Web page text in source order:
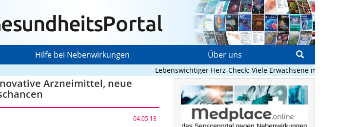
Hilfe bei Nebenwirkungen Über uns
Lebenswichtiger Herz-Check: Viele Erwachsene mit
Arzneimittel, neue
04.05.18